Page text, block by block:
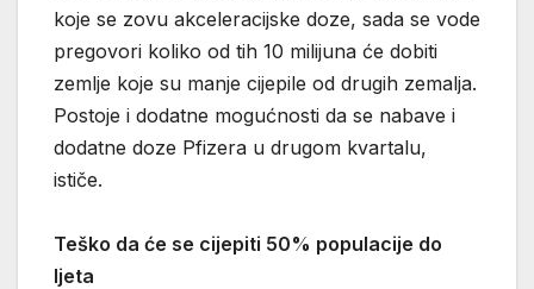
koje se zovu akceleracijske doze, sada se vode
pregovori koliko od tih 10 milijuna će dobiti
zemlje koje su manje cijepile od drugih zemalja.
Postoje i dodatne mogućnosti da se nabave i
dodatne doze Pfizera u drugom kvartalu,
ističe.
Teško da će se cijepiti 50% populacije do
ljeta